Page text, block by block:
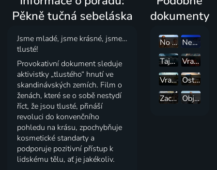
Pěkně tučná sebeláska
Jsme mladé, jsme krásné, jsme…
tlusté!
Provokativní dokument sleduje
aktivistky „tlustého“ hnutí ve
skandinávských zemích. Film o
ženách, které se o sobě nestydí
říct, že jsou tlusté, přináší
revoluci do konvenčního
pohledu na krásu, zpochybňuje
kosmetické standarty a
podporuje pozitivní přístup k
lidskému tělu, ať je jakékoliv.
dokumenty
No nazdar! Irwinovi zasahují
Nevlídná planeta
Tajemství Velkých jezer
Vražedné nahrávky
Vražda v srdci země
Ostřílení řidiči kamionů
Zachraň, co můžeš - harampádí za všechny prachy
Objevování chutí s Gordonem Ramsaym